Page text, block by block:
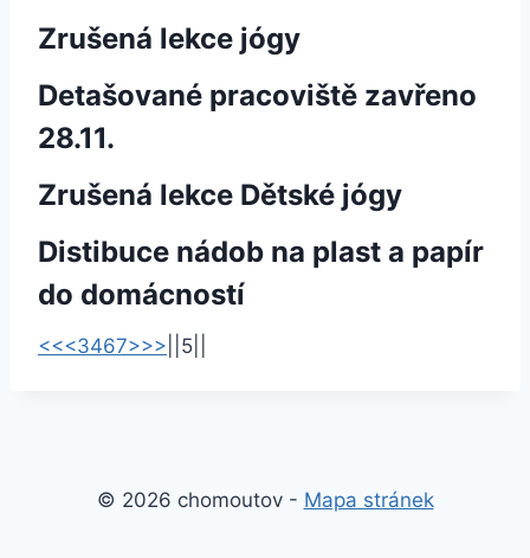
Zrušená lekce jógy
Detašované pracoviště zavřeno
28.11.
Zrušená lekce Dětské jógy
Distibuce nádob na plast a papír
do domácností
<<<3467>>> 5
© 2026 chomoutov - Mapa stránek